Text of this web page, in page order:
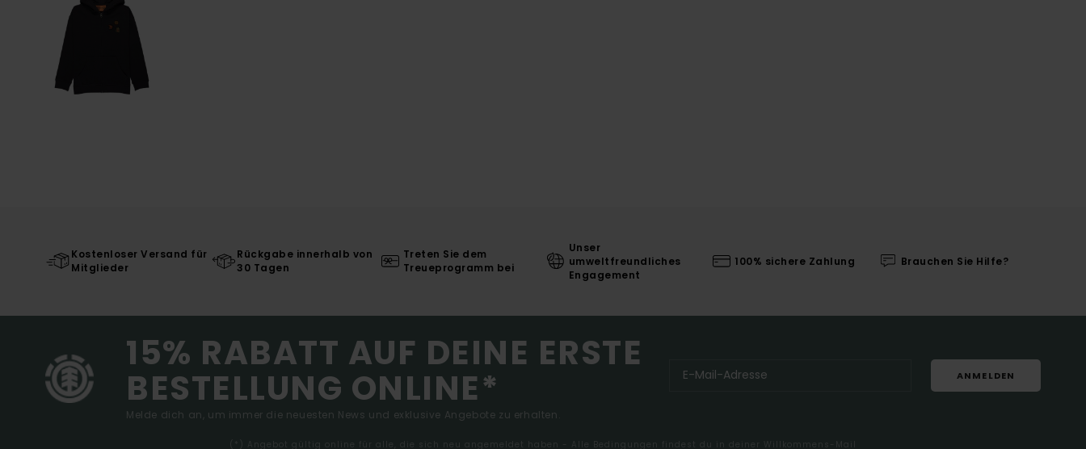
Kostenloser Versand für
Mitglieder
Rückgabe innerhalb von
30 Tagen
Treten Sie dem
Treueprogramm bei
Unser
umweltfreundliches
Engagement
100% sichere Zahlung Brauchen Sie Hilfe?
15% RABATT AUF DEINE ERSTE
BESTELLUNG ONLINE*
Melde dich an, um immer die neuesten News und exklusive Angebote zu erhalten.
ANMELDEN
(*) Angebot gültig online für alle, die sich neu angemeldet haben - Alle Bedingungen findest du in deiner Willkommens-Mail